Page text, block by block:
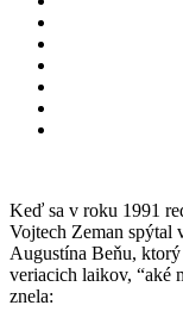
Keď sa v roku 1991
Vojtech Zeman spýtal
Augustína Beňu,
veriacich laikov, “aké
znela: